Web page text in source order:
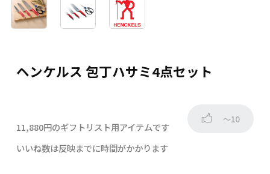
ヘンケルス 包丁ハサミ4点セット
11,880円のギフトリスト用アイテムです
～10
いいね数は反映までに時間がかかります